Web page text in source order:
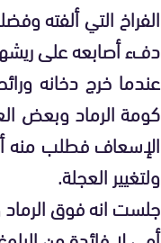
الفراخ التي ألفته
دفء أصابعه على
عندما خرج دخانه
كومة الرماد وبعض
الإسعاف فطلب منه
ولتغيير العجلة.
جلست انه فوق